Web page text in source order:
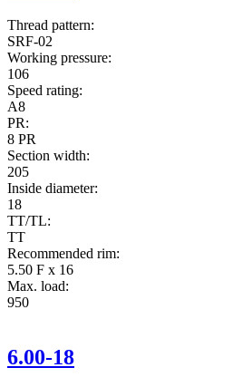
Thread pattern:
SRF-02
Working pressure:
106
Speed rating:
A8
PR:
8 PR
Section width:
205
Inside diameter:
18
TT/TL:
TT
Recommended rim:
5.50 F x 16
Max. load:
950
6.00-18